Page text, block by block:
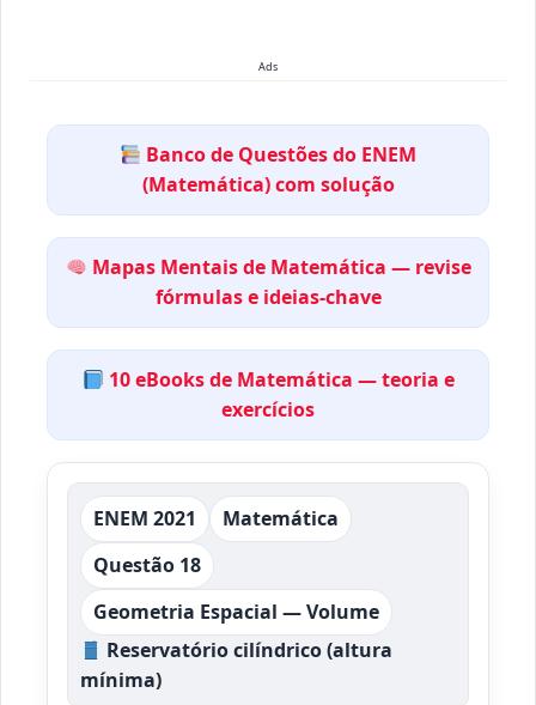
Ads
Banco de Questões do ENEM
(Matemática) com solução
Mapas Mentais de Matemática — revise
fórmulas e ideias-chave
10 eBooks de Matemática — teoria e
exercícios
ENEM 2021
Matemática
Questão 18
Geometria Espacial — Volume
Reservatório cilíndrico (altura
mínima)